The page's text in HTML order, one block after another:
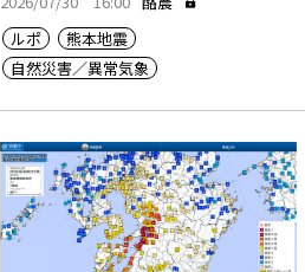
ルポ
熊本地震
自然災害／異常気象